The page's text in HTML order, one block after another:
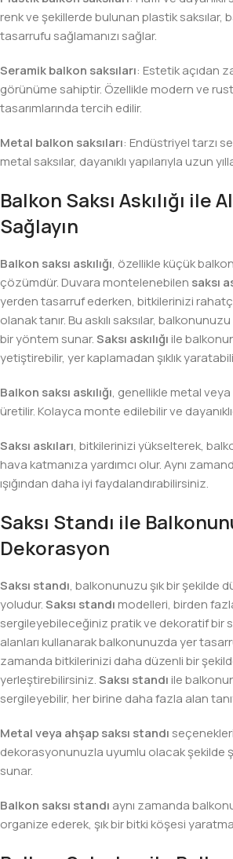
renk ve şekillerde bulunan plastik saksılar,
tasarrufu sağlamanızı sağlar.
Seramik balkon saksıları: Estetik açıdan
görünüme sahiptir. Özellikle modern ve
tasarımlarında tercih edilir.
Metal balkon saksıları: Endüstriyel tarzı
metal saksılar, dayanıklı yapılarıyla uzun
Balkon Saksı Askılığı ile
Sağlayın
Balkon saksı askılığı, özellikle küçük
çözümdür. Duvara montelenebilen saksı
yerden tasarruf ederken, bitkilerinizi
olanak tanır. Bu askılı saksılar,
bir yöntem sunar.Saksı askılığıile
yetiştirebilir, yer kaplamadan şıklık
Balkon saksı askılığı, genellikle metal
üretilir. Kolayca monte edilebilir ve
Saksı askıları, bitkilerinizi yükselterek,
hava katmanıza yardımcı olur. Aynı
ışığından daha iyi faydalandırabilirsiniz.
Saksı Standı ile
Dekorasyon
Saksı standı, balkonunuzu şık bir şekilde
yoludur.Saksı standımodelleri, birden
sergileyebileceğiniz pratik ve dekoratif bir
alanları kullanarak balkonunuzda yer
zamanda bitkilerinizi daha düzenli bir
yerleştirebilirsiniz.Saksı standıile
sergileyebilir, her birine daha fazla alan
Metal veya ahşap saksı standı
dekorasyonunuzla uyumlu olacak şekilde
sunar.
Balkon saksı standı aynı zamanda
organize ederek, şık bir bitki köşesi